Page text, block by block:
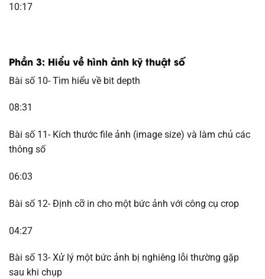
10:17
Phần 3: Hiểu về hình ảnh kỹ thuật số
Bài số 10- Tìm hiểu về bit depth
08:31
Bài số 11- Kích thước file ảnh (image size) và làm chủ các
thông số
06:03
Bài số 12- Định cỡ in cho một bức ảnh với công cụ crop
04:27
Bài số 13- Xử lý một bức ảnh bị nghiêng lỗi thường gặp
sau khi chụp